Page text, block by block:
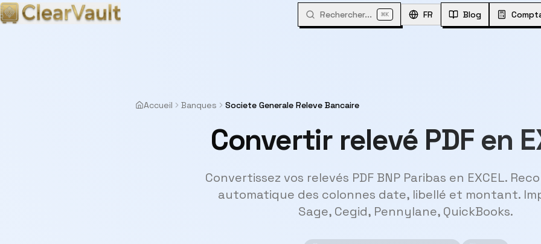
Rechercher... ⌘K FR Blog
Accueil Banques Societe Generale Releve Bancaire
Convertir relevé PDF en
Convertissez vos relevés PDF BNP Paribas en EXCEL.
automatique des colonnes date, libellé et montant.
Sage, Cegid, Pennylane, QuickBooks.